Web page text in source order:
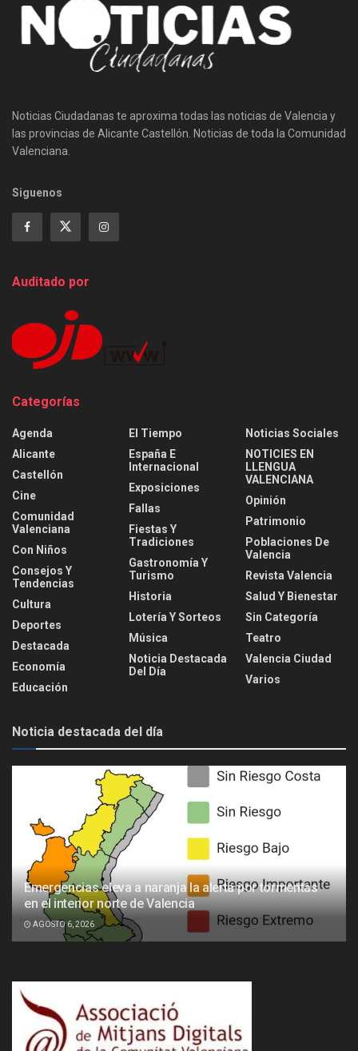
Noticias Ciudadanas te aproxima todas las noticias de Valencia y
las provincias de Alicante Castellón. Noticias de toda la Comunidad
Valenciana.
Siguenos
Auditado por
Categorías
Agenda
Alicante
Castellón
Cine
Comunidad
Valenciana
Con Niños
Consejos Y
Tendencias
Cultura
Deportes
Destacada
Economía
Educación
El Tiempo
España E
Internacional
Exposiciones
Fallas
Fiestas Y
Tradiciones
Gastronomía Y
Turismo
Historia
Lotería Y Sorteos
Música
Noticia Destacada
Del Día
Noticias Sociales
NOTICIES EN
LLENGUA
VALENCIANA
Opinión
Patrimonio
Poblaciones De
Valencia
Revista Valencia
Salud Y Bienestar
Sin Categoría
Teatro
Valencia Ciudad
Varios
Noticia destacada del día
Emergencias eleva a naranja la alerta por tormentas
en el interior norte de Valencia
AGOSTO 6, 2026